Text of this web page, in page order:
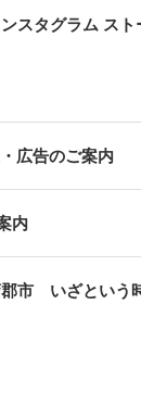
スタグラム ス
広告のご案内
内
市 いざという